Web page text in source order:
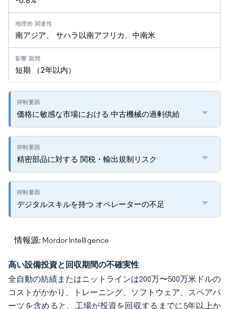
南アジア、 サハラ以南アフリカ、中南米
短期 （2年以内）
価格に敏感な市場における 中古機械の過剰供給
精密部品に対する 関税・輸出規制リスク
デジタルスキルを持つ オペレーターの不足
情報源: Mordor Intelligence
高い設備投資と回収期間の不確実性
全自動の紡績またはニットラインは200万〜500万米ドルの
コストがかかり、トレーニング、ソフトウェア、スペアパ
ーツを含めると、工場が投資を回収するまでに5年以上か